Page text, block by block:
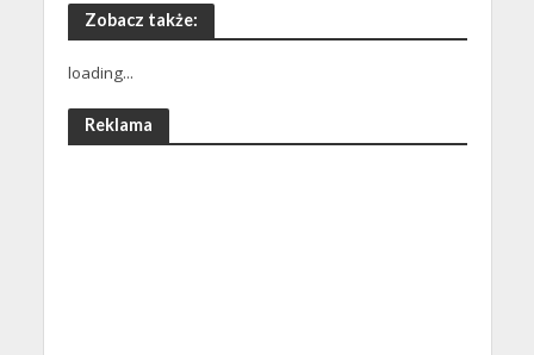
Zobacz także:
loading...
Reklama